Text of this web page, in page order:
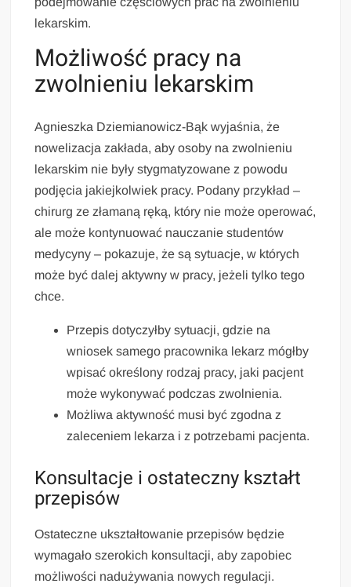
lekarskim.
Możliwość pracy na
zwolnieniu lekarskim
Agnieszka Dziemianowicz-Bąk wyjaśnia, że
nowelizacja zakłada, aby osoby na zwolnieniu
lekarskim nie były stygmatyzowane z powodu
podjęcia jakiejkolwiek pracy. Podany przykład –
chirurg ze złamaną ręką, który nie może operować,
ale może kontynuować nauczanie studentów
medycyny – pokazuje, że są sytuacje, w których
może być dalej aktywny w pracy, jeżeli tylko tego
chce.
Przepis dotyczyłby sytuacji, gdzie na
wniosek samego pracownika lekarz mógłby
wpisać określony rodzaj pracy, jaki pacjent
może wykonywać podczas zwolnienia.
Możliwa aktywność musi być zgodna z
zaleceniem lekarza i z potrzebami pacjenta.
Konsultacje i ostateczny kształt
przepisów
Ostateczne ukształtowanie przepisów będzie
wymagało szerokich konsultacji, aby zapobiec
możliwości nadużywania nowych regulacji.